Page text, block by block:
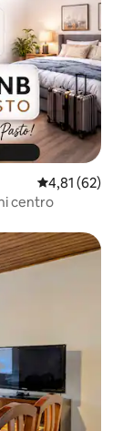
4,81 de uma
4,81 (62)
centro